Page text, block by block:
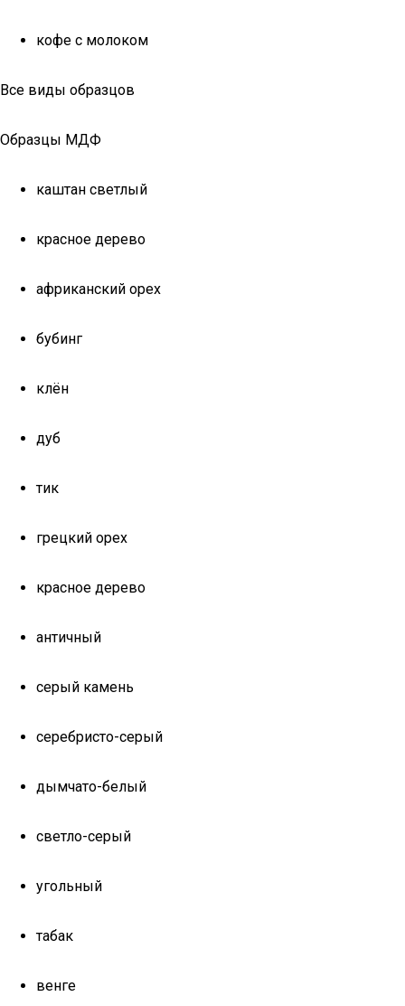
кофе с молоком
Все виды образцов
Образцы МДФ
каштан светлый
красное дерево
африканский орех
бубинг
клён
дуб
тик
грецкий орех
красное дерево
античный
серый камень
серебристо-серый
дымчато-белый
светло-серый
угольный
табак
венге